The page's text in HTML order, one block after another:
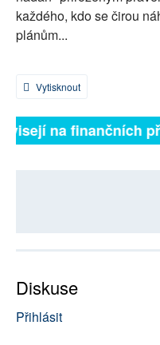
každého, kdo se čirou
plánům...
Vytisknout
na finančních
Diskuse
Přihlásit